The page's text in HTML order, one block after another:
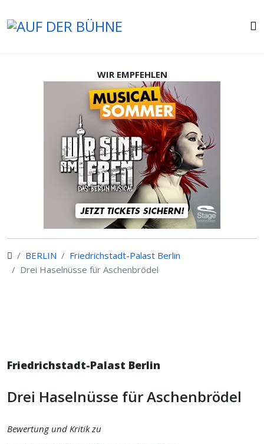
WIR EMPFEHLEN
BERLIN
Friedrichstadt-Palast Berlin
Drei Haselnüsse für Aschenbrödel
Friedrichstadt-Palast Berlin
Drei Haselnüsse für Aschenbrödel
Bewertung und Kritik zu